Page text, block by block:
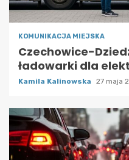
KOMUNIKACJA MIEJSKA
Czechowice-
ładowarki dla
Kamila Kalinowska 27 maja